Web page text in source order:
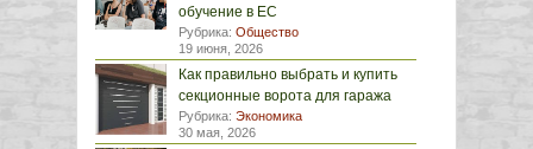
обучение в ЕС
Рубрика: Общество
19 июня, 2026
Как правильно выбрать и купить
секционные ворота для гаража
Рубрика: Экономика
30 мая, 2026